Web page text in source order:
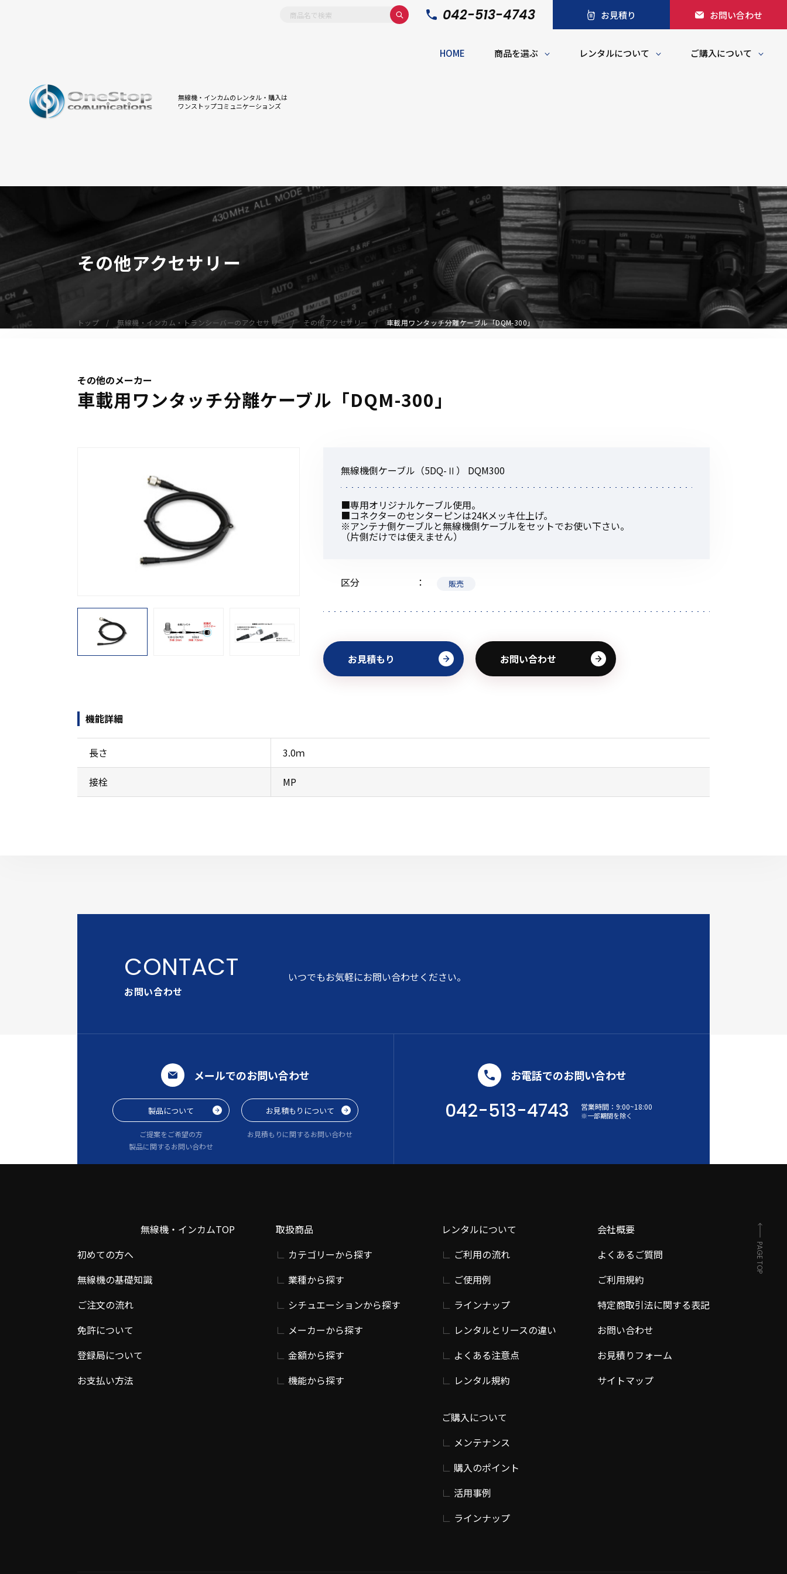
無線機・インカムのレンタル・購入は
ワンストップコミュニケーションズ
042-513-4743 お見積り お問い合わせ
HOME 商品を選ぶ レンタルについて ご購入について
無線機
デジタル無線機（登録局）
デジタル無線機（免許局）
受信機（レシーバー）
アマチュア無線機
オーダーコール
オーダーコール
アクセサリー
イヤホンマイク
スピーカーマイク
イヤホン
ベルトクリップ
無線機収納・運搬ケース
その他アクセサリー
ポータブルワイヤレスアンプ
その他の商品
機能から探す 金額から探す 業界使用例から探す
その他アクセサリー
トップ 無線機・インカム・トランシーバーのアクセサリー その他アクセサリー 車載用ワンタッチ分離ケーブル「DQM-300」
その他のメーカー
車載用ワンタッチ分離ケーブル「DQM-300」
無線機側ケーブル（5DQ-Ⅱ） DQM300
■専用オリジナルケーブル使用。
■コネクターのセンターピンは24Kメッキ仕上げ。
※アンテナ側ケーブルと無線機側ケーブルをセットでお使い下さい。
（片側だけでは使えません）
区分 販売
お見積もり お問い合わせ
機能詳細
長さ 3.0ｍ
接栓 MP
お問い合わせ
いつでもお気軽にお問い合わせください。
メールでのお問い合わせ
製品について
ご提案をご希望の方
製品に関するお問い合わせ
お見積もりについて
お見積もりに関するお問い合わせ
お電話でのお問い合わせ
042-513-4743 営業時間： 9:00~18:00
※一部期間を除く
無線機・インカムTOP
初めての方へ
無線機の基礎知識
ご注文の流れ
免許について
登録局について
お支払い方法
取扱商品
カテゴリーから探す
業種から探す
シチュエーションから探す
メーカーから探す
金額から探す
機能から探す
レンタルについて
ご利用の流れ
ご使用例
ラインナップ
レンタルとリースの違い
よくある注意点
レンタル規約
ご購入について
メンテナンス
購入のポイント
活用事例
ラインナップ
会社概要
よくあるご質問
ご利用規約
特定商取引法に関する表記
お問い合わせ
お見積りフォーム
サイトマップ
PAGE TOP